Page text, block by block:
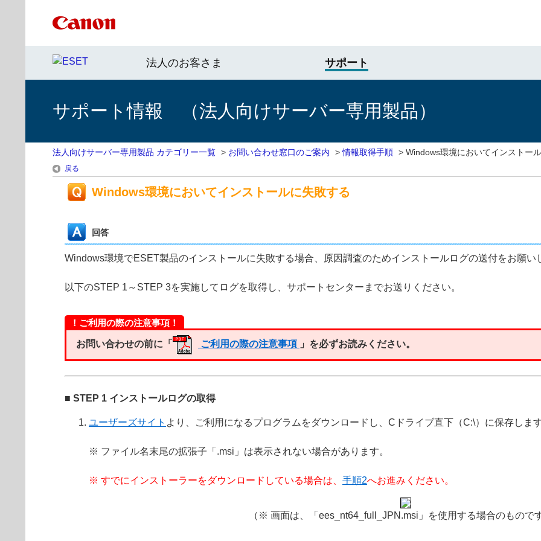
法人のお客さま サポート
サポート情報 （法人向けサーバー専用製品）
法人向けサーバー専用製品 カテゴリー一覧 > お問い合わせ窓口のご案内 >情報取得手順 > Windows環境においてインストー
戻る
Windows環境においてインストールに失敗する
回答
Windows環境でESET製品のインストールに失敗する場合、原因調査のためインストールログの送付をお願い
以下のSTEP 1～STEP 3を実施してログを取得し、サポートセンターまでお送りください。
！ご利用の際の注意事項！
お問い合わせの前に「 ご利用の際の注意事項 」を必ずお読みください。
■ STEP 1 インストールログの取得
ユーザーズサイト より、ご利用になるプログラムをダウンロードし、Cドライブ直下（C:\）に保存します
※ ファイル名末尾の拡張子「.msi」は表示されない場合があります。
※ すでにインストーラーをダウンロードしている場合は、 手順2へお進みください。
（※ 画面は、「ees_nt64_full_JPN.msi」を使用する場合のものです